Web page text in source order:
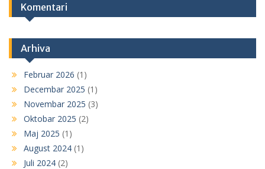
Komentari
Arhiva
Februar 2026 (1)
Decembar 2025 (1)
Novembar 2025 (3)
Oktobar 2025 (2)
Maj 2025 (1)
August 2024 (1)
Juli 2024 (2)